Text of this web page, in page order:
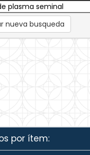
nueva busqueda
por ítem: